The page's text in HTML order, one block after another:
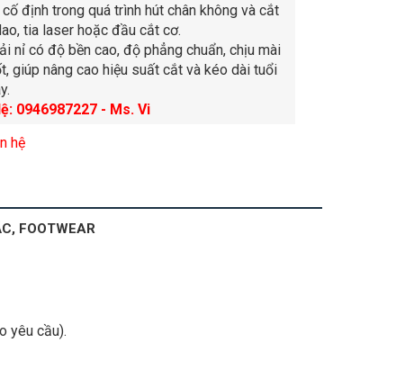
định trong quá trình hút chân không và cắt
tia laser hoặc đầu cắt cơ.
nỉ có độ bền cao, độ phẳng chuẩn, chịu mài
giúp nâng cao hiệu suất cắt và kéo dài tuổi
0946987227 - Ms. Vi
hệ
FOOTWEAR
yêu cầu).